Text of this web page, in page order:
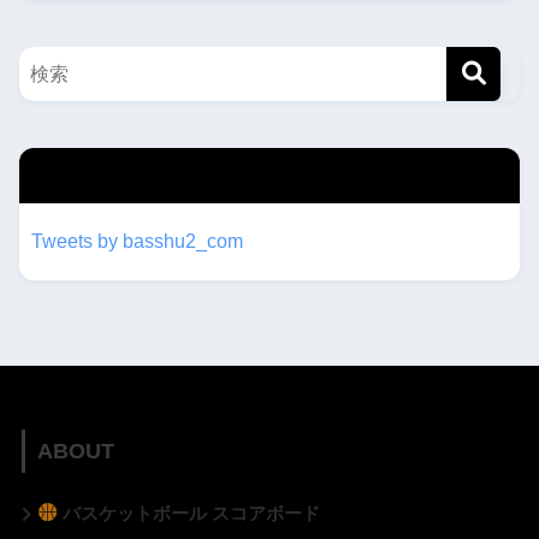
Tweets by basshu2_com
ABOUT
バスケットボール スコアボード